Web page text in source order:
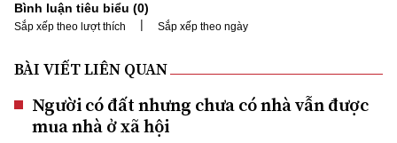
Bình luận tiêu biểu (0)
Sắp xếp theo lượt thích | Sắp xếp theo ngày
BÀI VIẾT LIÊN QUAN
Người có đất nhưng chưa có nhà vẫn được
mua nhà ở xã hội